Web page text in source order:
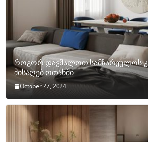
როგორ დავმალოთ სამზარეულოს
მისაღებ ოთახში
October 27, 2024